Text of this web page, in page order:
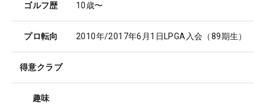
ゴルフ歴 10歳〜
プロ転向 2010年/2017年6月1日LPGA入会（89期生）
得意クラブ
趣味